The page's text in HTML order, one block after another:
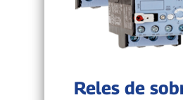
Reles de